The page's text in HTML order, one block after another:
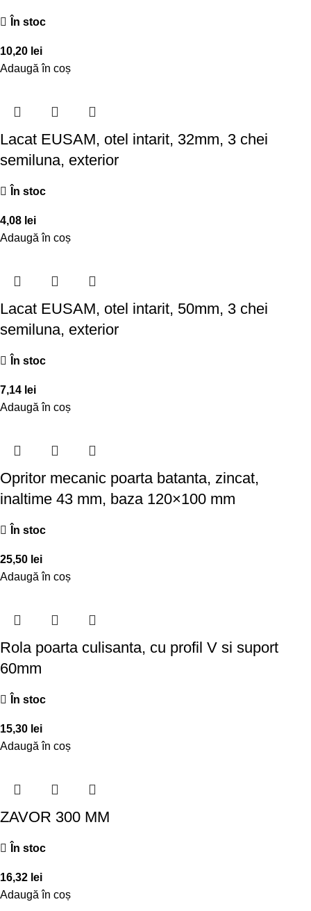
În stoc
10,20 lei
Adaugă în coș
Lacat EUSAM, otel intarit, 32mm, 3 chei
semiluna, exterior
În stoc
4,08 lei
Adaugă în coș
Lacat EUSAM, otel intarit, 50mm, 3 chei
semiluna, exterior
În stoc
7,14 lei
Adaugă în coș
Opritor mecanic poarta batanta, zincat,
inaltime 43 mm, baza 120×100 mm
În stoc
25,50 lei
Adaugă în coș
Rola poarta culisanta, cu profil V si suport
60mm
În stoc
15,30 lei
Adaugă în coș
ZAVOR 300 MM
În stoc
16,32 lei
Adaugă în coș